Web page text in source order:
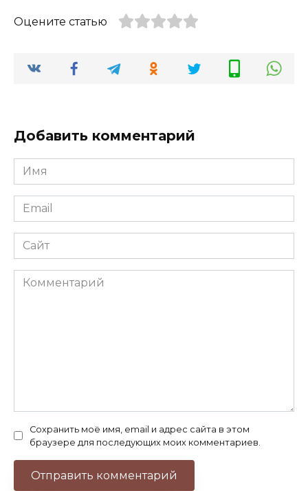
Оцените статью
Добавить комментарий
Имя
*
Email
*
Сайт
Комментарий
Сохранить моё имя, email и адрес сайта в этом
браузере для последующих моих комментариев.